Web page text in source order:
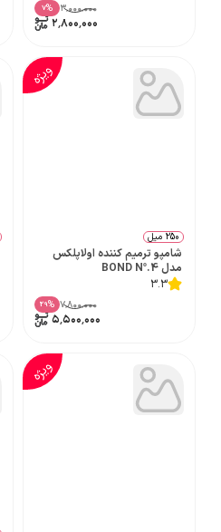
۳٬۰۰۰٬۰۰۰ %
7
۲٬۸۰۰٬۰۰۰
ویژه
250 میل
شامپو ترمیم کننده اولاپلکس
مدل BOND Nº.4
3.3
۷٬۸۰۰٬۰۰۰ %
29
۵٬۵۰۰٬۰۰۰
ویژه